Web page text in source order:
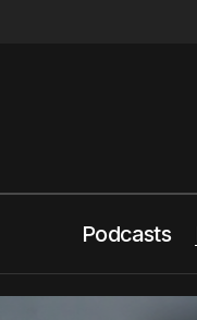
Podcasts